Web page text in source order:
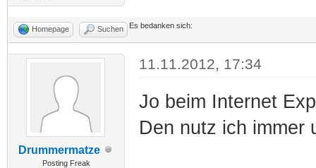
Homepage Suchen Es bedanken sich:
Drummermatze
Posting Freak
11.11.2012, 17:34
Jo beim Internet
Den nutz ich immer